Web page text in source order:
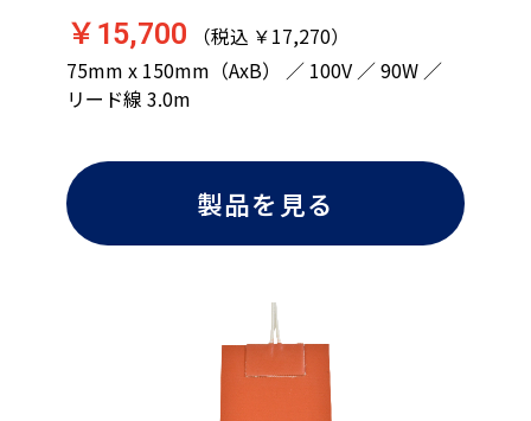
￥15,700 （税込 ￥17,270）
75mm x 150mm（AxB） ／ 100V ／ 90W ／
リード線 3.0m
製品を見る